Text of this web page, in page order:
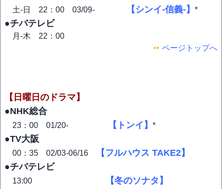
土-日 22：00 03/09- 【シンイ-信義-】 *
●チバテレビ
月-木 22：00
ページトップへ
【日曜日のドラマ】
●NHK総合
23：00 01/20- 【トンイ】 *
●TV大阪
00：35 02/03-06/16
【フルハウス TAKE2】
●チバテレビ
13:00
【冬のソナタ】